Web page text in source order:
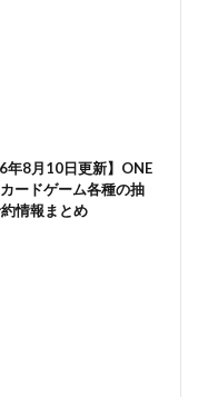
年8月10日更新】ONE
カードゲーム各種の抽
情報まとめ